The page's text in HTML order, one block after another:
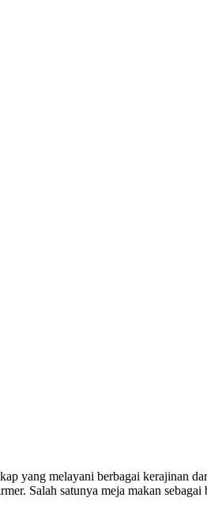
yang melayani berbagai kerajinan
Salah satunya meja makan